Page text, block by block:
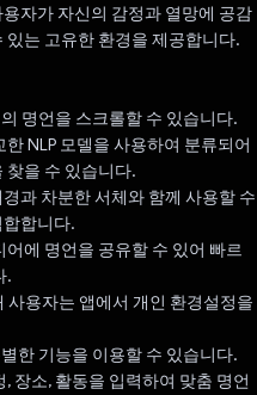
자가 자신의 감정과 열망에 공감
는 고유한 환경을 제공합니다.
명언을 스크롤할 수 있습니다.
NLP 모델을 사용하여 분류되어
찾을 수 있습니다.
과 차분한 서체와 함께 사용할 수
합니다.
에 명언을 공유할 수 있어 빠르
.
용자는 앱에서 개인 환경설정을
한 기능을 이용할 수 있습니다.
장소, 활동을 입력하여 맞춤 명언